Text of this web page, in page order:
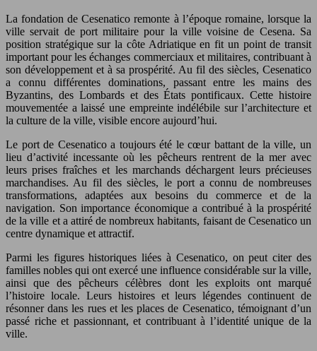
La fondation de Cesenatico remonte à l’époque romaine, lorsque la
ville servait de port militaire pour la ville voisine de Cesena. Sa
position stratégique sur la côte Adriatique en fit un point de transit
important pour les échanges commerciaux et militaires, contribuant à
son développement et à sa prospérité. Au fil des siècles, Cesenatico
a connu différentes dominations, passant entre les mains des
Byzantins, des Lombards et des États pontificaux. Cette histoire
mouvementée a laissé une empreinte indélébile sur l’architecture et
la culture de la ville, visible encore aujourd’hui.
Le port de Cesenatico a toujours été le cœur battant de la ville, un
lieu d’activité incessante où les pêcheurs rentrent de la mer avec
leurs prises fraîches et les marchands déchargent leurs précieuses
marchandises. Au fil des siècles, le port a connu de nombreuses
transformations, adaptées aux besoins du commerce et de la
navigation. Son importance économique a contribué à la prospérité
de la ville et a attiré de nombreux habitants, faisant de Cesenatico un
centre dynamique et attractif.
Parmi les figures historiques liées à Cesenatico, on peut citer des
familles nobles qui ont exercé une influence considérable sur la ville,
ainsi que des pêcheurs célèbres dont les exploits ont marqué
l’histoire locale. Leurs histoires et leurs légendes continuent de
résonner dans les rues et les places de Cesenatico, témoignant d’un
passé riche et passionnant, et contribuant à l’identité unique de la
ville.